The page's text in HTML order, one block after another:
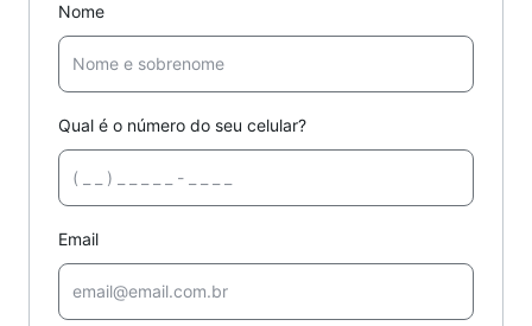
Nome
Qual é o número do seu celular?
Email